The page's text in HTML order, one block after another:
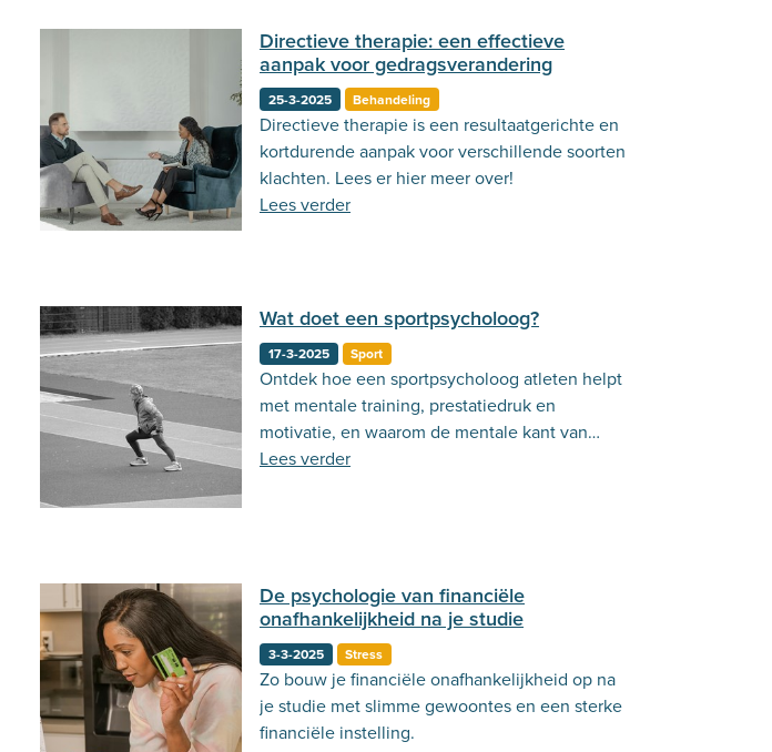
Directieve therapie: een effectieve
aanpak voor gedragsverandering
25-3-2025 Behandeling
Directieve therapie is een resultaatgerichte en
kortdurende aanpak voor verschillende soorten
klachten. Lees er hier meer over!
Lees verder
Wat doet een sportpsycholoog?
17-3-2025 Sport
Ontdek hoe een sportpsycholoog atleten helpt
met mentale training, prestatiedruk en
motivatie, en waarom de mentale kant van
sport net zo belangrijk is als de fysieke.
Lees verder
De psychologie van financiële
onafhankelijkheid na je studie
3-3-2025 Stress
Zo bouw je financiële onafhankelijkheid op na
je studie met slimme gewoontes en een sterke
financiële instelling.